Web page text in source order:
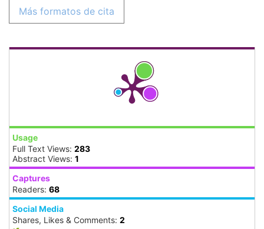
Más formatos de cita
Usage
Full Text Views: 283
Abstract Views: 1
Captures
Readers: 68
Social Media
Shares, Likes & Comments: 2